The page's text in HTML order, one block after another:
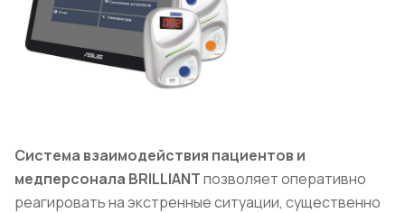
Система взаимодействия пациентов и
медперсонала BRILLIANTпозволяет оперативно
реагировать на экстренные ситуации, существенно